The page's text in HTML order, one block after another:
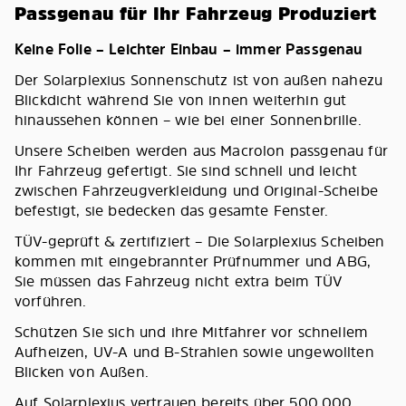
Passgenau für Ihr Fahrzeug Produziert
Keine Folie – Leichter Einbau – immer Passgenau
Der Solarplexius Sonnenschutz ist von außen nahezu
Blickdicht während Sie von innen weiterhin gut
hinaussehen können – wie bei einer Sonnenbrille.
Unsere Scheiben werden aus Macrolon passgenau für
Ihr Fahrzeug gefertigt. Sie sind schnell und leicht
zwischen Fahrzeugverkleidung und Original-Scheibe
befestigt, sie bedecken das gesamte Fenster.
TÜV-geprüft & zertifiziert – Die Solarplexius Scheiben
kommen mit eingebrannter Prüfnummer und ABG,
Sie müssen das Fahrzeug nicht extra beim TÜV
vorführen.
Schützen Sie sich und ihre Mitfahrer vor schnellem
Aufheizen, UV-A und B-Strahlen sowie ungewollten
Blicken von Außen.